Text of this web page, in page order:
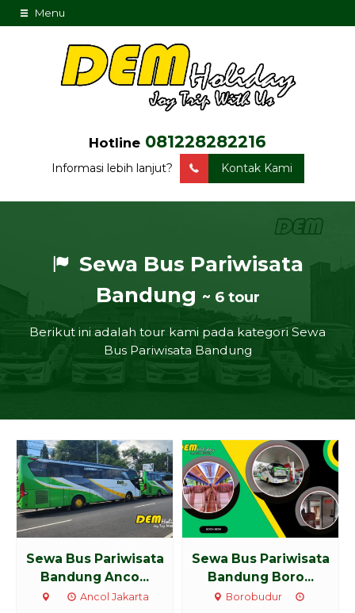
Menu
Hotline 081228282216
Informasi lebih lanjut? Kontak Kami
Sewa Bus Pariwisata
Bandung ~ 6 tour
Berikut ini adalah tour kami pada kategori Sewa
Bus Pariwisata Bandung
Sewa Bus Pariwisata
Bandung Anco...
Ancol Jakarta
Sewa Bus Pariwisata
Bandung Boro...
Borobudur